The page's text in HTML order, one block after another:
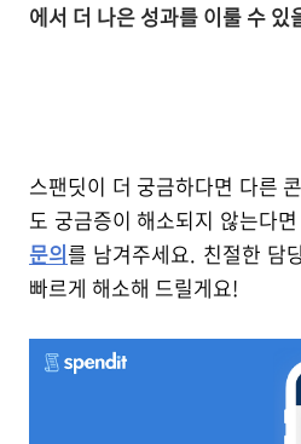
에서 더 나은 성과를 이룰 수 있
스팬딧이 더 궁금하다면 다른
도 궁금증이 해소되지 않는다면
문의를 남겨주세요. 친절한 담
빠르게 해소해 드릴게요!